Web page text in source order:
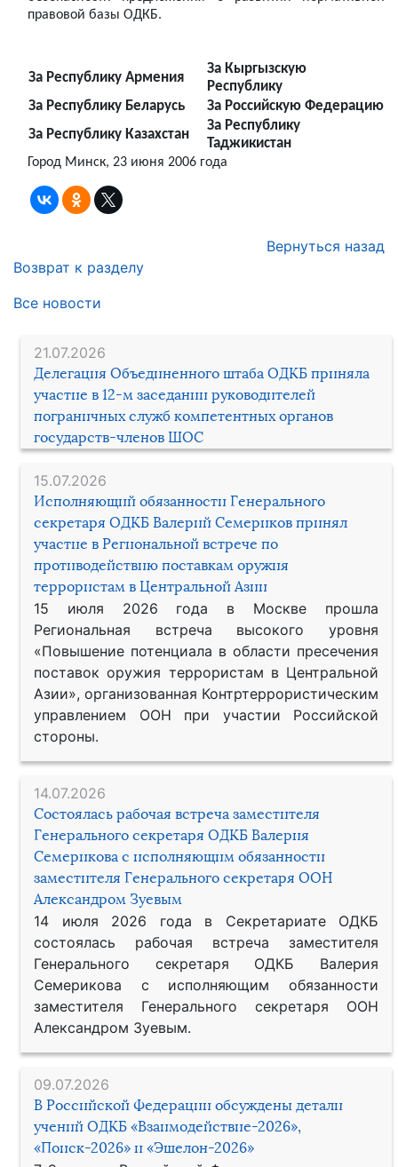
21.07.2026
Делегация Объединенного штаба ОДКБ приняла
участие в 12-м заседании руководителей
пограничных служб компетентных органов
государств-членов ШОС
15.07.2026
Исполняющий обязанности Генерального
секретаря ОДКБ Валерий Семериков принял
участие в Региональной встрече по
противодействию поставкам оружия
террористам в Центральной Азии
15 июля 2026 года в Москве прошла
Региональная встреча высокого уровня
«Повышение потенциала в области пресечения
поставок оружия террористам в Центральной
Азии», организованная Контртеррористическим
управлением ООН при участии Российской
стороны.
14.07.2026
Состоялась рабочая встреча заместителя
Генерального секретаря ОДКБ Валерия
Семерикова с исполняющим обязанности
заместителя Генерального секретаря ООН
Александром Зуевым
14 июля 2026 года в Секретариате ОДКБ
состоялась рабочая встреча заместителя
Генерального секретаря ОДКБ Валерия
Семерикова с исполняющим обязанности
заместителя Генерального секретаря ООН
Александром Зуевым.
09.07.2026
В Российской Федерации обсуждены детали
учений ОДКБ «Взаимодействие-2026»,
«Поиск-2026» и «Эшелон-2026»
правовой базы ОДКБ.
За Республику Армения
За Кыргызскую
Республику
За Республику Беларусь
За Российскую Федерацию
За Республику Казахстан
За Республику
Таджикистан
Город Минск, 23 июня 2006 года
Вернуться назад
Возврат к разделу
Все новости